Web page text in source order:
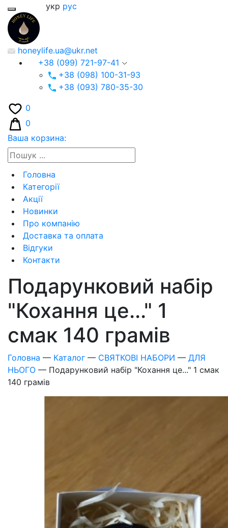
укр рус
honeylife.ua@ukr.net
+38 (099) 721-97-41
+38 (098) 100-31-93
+38 (093) 780-35-30
0
0
Ваша корзина:
Головна
Категорії
Акції
Новинки
Про компанію
Доставка та оплата
Відгуки
Контакти
Подарунковий набір
"Кохання це..." 1
смак 140 грамів
Головна — Каталог — СВЯТКОВІ НАБОРИ — ДЛЯ
НЬОГО — Подарунковий набір "Кохання це..." 1 смак
140 грамів